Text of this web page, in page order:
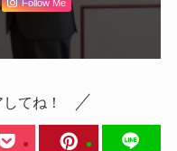
Follow Me
てね！